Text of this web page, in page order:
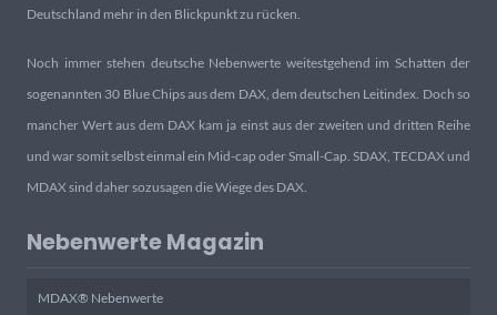
Deutschland mehr in den Blickpunkt zu rücken.
Noch immer stehen deutsche Nebenwerte weitestgehend im Schatten der
sogenannten 30 Blue Chips aus dem DAX, dem deutschen Leitindex. Doch so
mancher Wert aus dem DAX kam ja einst aus der zweiten und dritten Reihe
und war somit selbst einmal ein Mid-cap oder Small-Cap. SDAX, TECDAX und
MDAX sind daher sozusagen die Wiege des DAX.
Nebenwerte Magazin
MDAX® Nebenwerte